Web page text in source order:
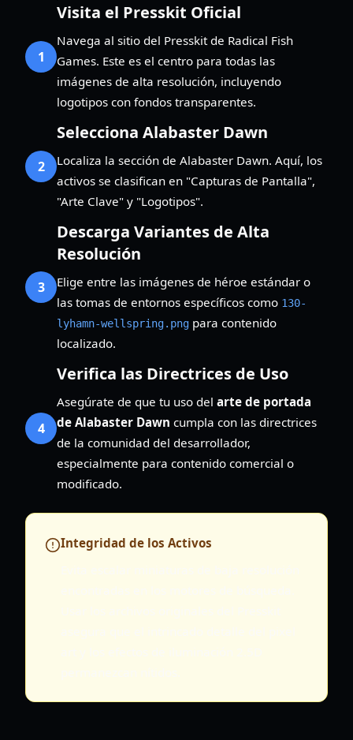
1
Visita el Presskit Oficial
Navega al sitio del Presskit de Radical Fish
Games. Este es el centro para todas las
imágenes de alta resolución, incluyendo
logotipos con fondos transparentes.
2
Selecciona Alabaster Dawn
Localiza la sección de Alabaster Dawn. Aquí, los
activos se clasifican en "Capturas de Pantalla",
"Arte Clave" y "Logotipos".
3
Descarga Variantes de Alta
Resolución
Elige entre las imágenes de héroe estándar o
las tomas de entornos específicos como 130-
lyhamn-wellspring.png para contenido
localizado.
4
Verifica las Directrices de Uso
Asegúrate de que tu uso del arte de portada
de Alabaster Dawn cumpla con las directrices
de la comunidad del desarrollador,
especialmente para contenido comercial o
modificado.
Integridad de los Activos